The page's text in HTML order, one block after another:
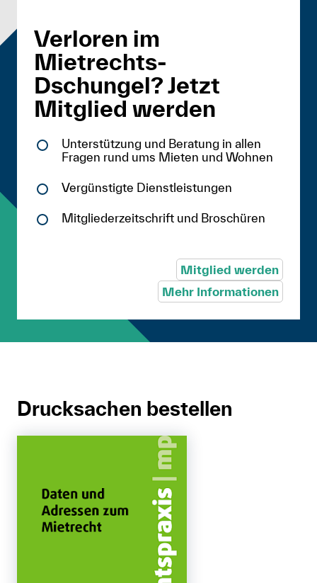
Verloren im
Mietrechts-
Dschungel? Jetzt
Mitglied werden
Unterstützung und Beratung in allen
Fragen rund ums Mieten und Wohnen
Vergünstigte Dienstleistungen
Mitgliederzeitschrift und Broschüren
Mitglied werden
Mehr Informationen
Drucksachen bestellen